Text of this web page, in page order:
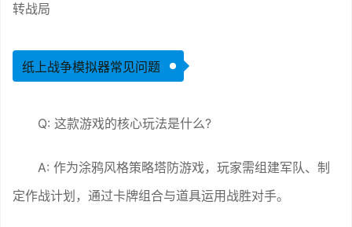
转战局
纸上战争模拟器常见问题
Q: 这款游戏的核心玩法是什么?
A: 作为涂鸦风格策略塔防游戏，玩家需组建军队、制
定作战计划，通过卡牌组合与道具运用战胜对手。